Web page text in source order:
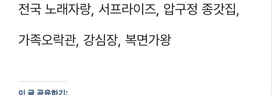
전국 노래자랑, 서프라이즈, 압구정 종갓집,
가족오락관, 강심장, 복면가왕